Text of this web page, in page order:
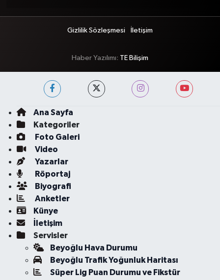
Gizlilik Sözleşmesi İletişim
Haber Yazılımı: TE Bilişim
Ana Sayfa
Kategoriler
Foto Galeri
Video
Yazarlar
Röportaj
Biyografi
Anketler
Künye
İletişim
Servisler
Beyoğlu Hava Durumu
Beyoğlu Trafik Yoğunluk Haritası
Süper Lig Puan Durumu ve Fikstür